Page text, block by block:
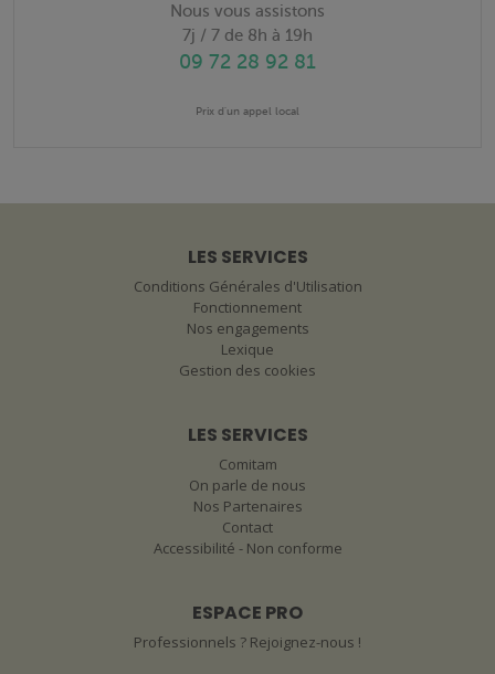
Nous vous assistons
7j / 7 de 8h à 19h
09 72 28 92 81
Prix d'un appel local
LES SERVICES
Conditions Générales d'Utilisation
Fonctionnement
Nos engagements
Lexique
Gestion des cookies
LES SERVICES
Comitam
On parle de nous
Nos Partenaires
Contact
Accessibilité - Non conforme
ESPACE PRO
Professionnels ? Rejoignez-nous !